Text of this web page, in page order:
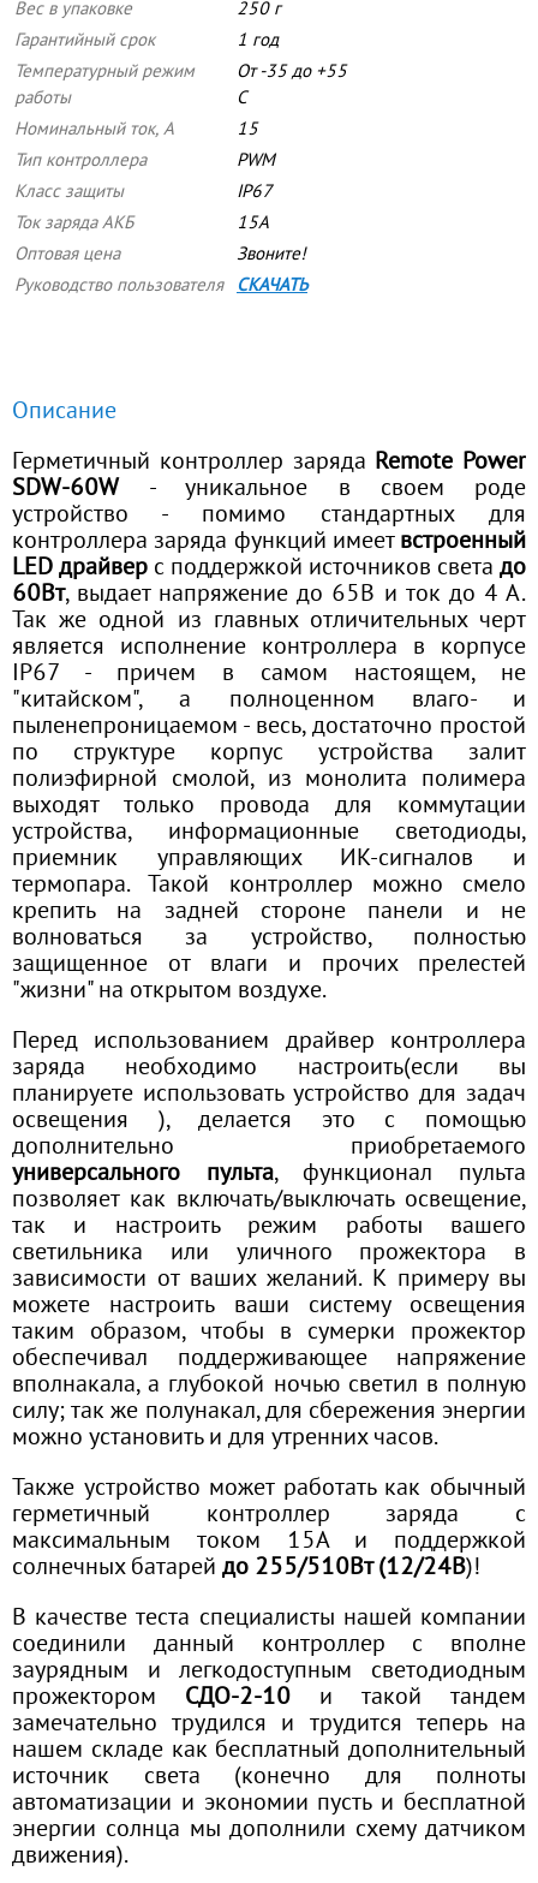
Вес в упаковке
250 г
Гарантийный срок
1 год
Температурный режим
работы
От -35 до +55
С
Номинальный ток, А
15
Тип контроллера
PWM
Класс защиты
IP67
Ток заряда АКБ
15А
Оптовая цена
Звоните!
Руководство пользователя
СКАЧАТЬ
Описание
Герметичный контроллер заряда
Remote Power
SDW-60W - уникальное в своем роде
устройство - помимо стандартных для
контроллера заряда функций имеет встроенный
LED драйвер с поддержкой источников света до
60Вт, выдает напряжение до 65В и ток до 4 А.
Так же одной из главных отличительных черт
является исполнение контроллера в корпусе
IP67 - причем в самом настоящем, не
"китайском", а полноценном влаго- и
пыленепроницаемом - весь, достаточно простой
по структуре корпус устройства залит
полиэфирной смолой, из монолита полимера
выходят только провода для коммутации
устройства, информационные светодиоды,
приемник управляющих ИК-сигналов и
термопара. Такой контроллер можно смело
крепить на задней стороне панели и не
волноваться за устройство, полностью
защищенное от влаги и прочих прелестей
"жизни" на открытом воздухе.
Перед использованием драйвер контроллера
заряда необходимо настроить(если вы
планируете использовать устройство для задач
освещения ), делается это с помощью
дополнительно приобретаемого
универсального пульта, функционал пульта
позволяет как включать/выключать освещение,
так и настроить режим работы вашего
светильника или уличного прожектора в
зависимости от ваших желаний. К примеру вы
можете настроить ваши систему освещения
таким образом, чтобы в сумерки прожектор
обеспечивал поддерживающее напряжение
вполнакала, а глубокой ночью светил в полную
силу; так же полунакал, для сбережения энергии
можно установить и для утренних часов.
Также устройство может работать как обычный
герметичный контроллер заряда с
максимальным током 15А и поддержкой
солнечных батарей до 255/510Вт (12/24В)!
В качестве теста специалисты нашей компании
соединили данный контроллер с вполне
заурядным и легкодоступным светодиодным
прожектором СДО-2-10 и такой тандем
замечательно трудился и трудится теперь на
нашем складе как бесплатный дополнительный
источник света (конечно для полноты
автоматизации и экономии пусть и бесплатной
энергии солнца мы дополнили схему датчиком
движения).